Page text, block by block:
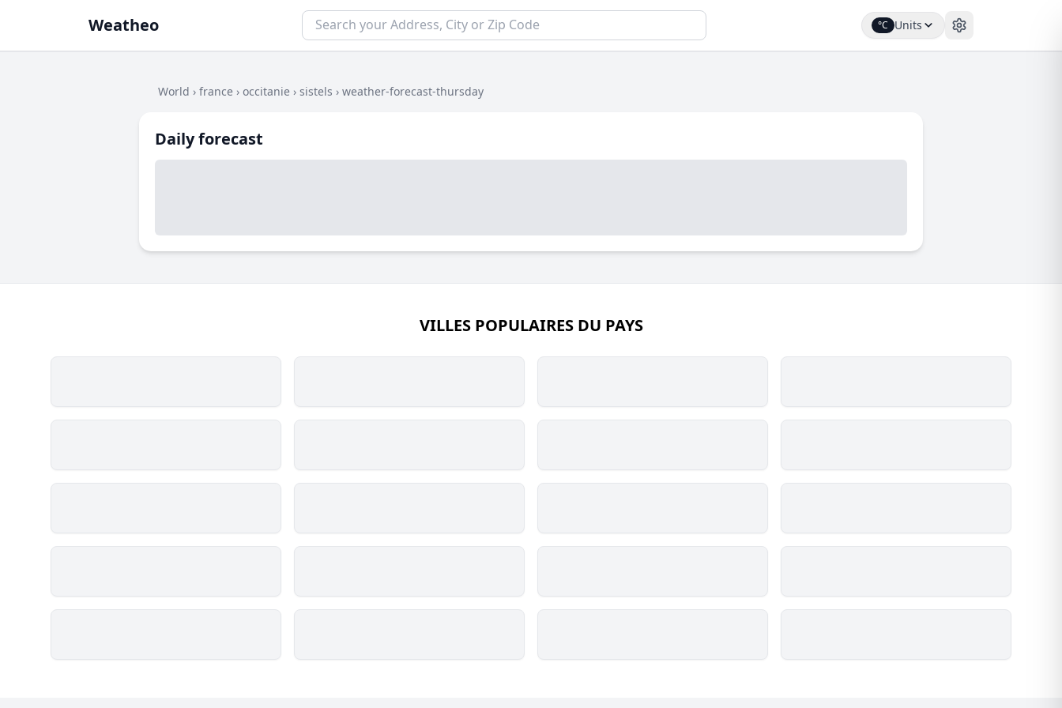
Weatheo °C Units
World › france › occitanie › sistels › weather-forecast-thursday
Daily forecast
VILLES POPULAIRES DU PAYS